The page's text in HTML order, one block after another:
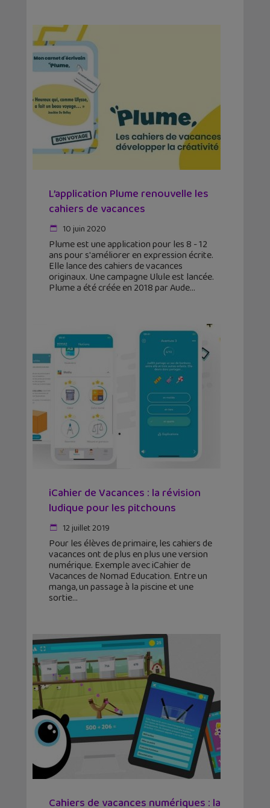
L’application Plume renouvelle les
cahiers de vacances
10 juin 2020
Plume est une application pour les 8 - 12
ans pour s'améliorer en expression écrite.
Elle lance des cahiers de vacances
originaux. Une campagne Ulule est lancée.
Plume a été créée en 2018 par Aude
iCahier de Vacances : la révision
ludique pour les pitchouns
12 juillet 2019
Pour les élèves de primaire, les cahiers de
vacances ont de plus en plus une version
numérique. Exemple avec iCahier de
Vacances de Nomad Education. Entre un
manga, un passage à la piscine et une
sortie
Cahiers de vacances numériques : la